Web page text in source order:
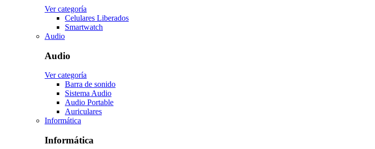
Ver categoría
Celulares Liberados
Smartwatch
Audio
Audio
Ver categoría
Barra de sonido
Sistema Audio
Audio Portable
Auriculares
Informática
Informática